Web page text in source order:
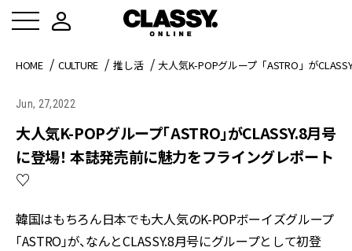
HOME CULTURE 推し活 大人気K-POPグループ「ASTRO」が
Jun, 27,2022
大人気K-POPグループ「ASTRO」がCLASSY.8月号
に登場！ 本誌発売前に魅力をフライングレポート
♡
韓国はもちろん日本でも大人気のK-POPボーイズグループ
「ASTRO」が、なんとCLASSY.8月号にグループとして初登